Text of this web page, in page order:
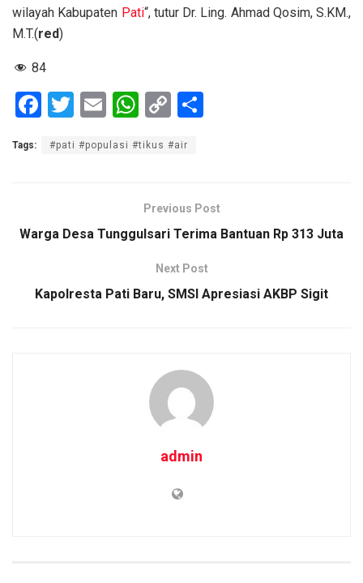
wilayah Kabupaten Pati“, tutur Dr. Ling. Ahmad Qosim, S.KM.,
M.T.(red)
84
F
ce
o
T
tt
E
ail
W
at
A
p
C
py
n
k
Tags: #pati #populasi #tikus #air
Previous Post
Warga Desa Tunggulsari Terima Bantuan Rp 313 Juta
Next Post
Kapolresta Pati Baru, SMSI Apresiasi AKBP Sigit
admin